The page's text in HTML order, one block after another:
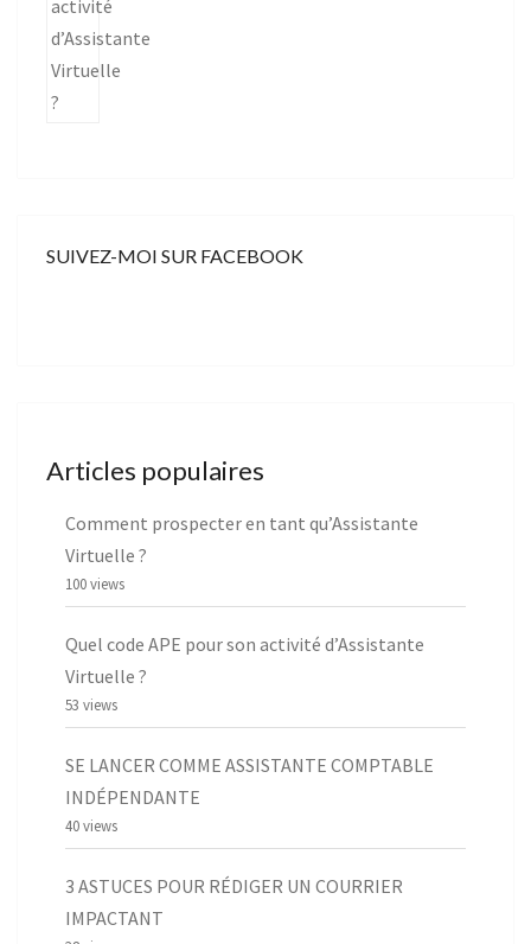
SUIVEZ-MOI SUR FACEBOOK
Articles populaires
Comment prospecter en tant qu’Assistante
Virtuelle ?
100 views
Quel code APE pour son activité d’Assistante
Virtuelle ?
53 views
SE LANCER COMME ASSISTANTE COMPTABLE
INDÉPENDANTE
40 views
3 ASTUCES POUR RÉDIGER UN COURRIER
IMPACTANT